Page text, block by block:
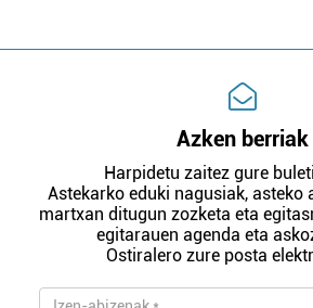
Azken berriak
Harpidetu zaitez gure
Astekarko eduki nagusiak, asteko
martxan ditugun zozketa eta
egitarauen agenda eta
Ostiralero zure posta